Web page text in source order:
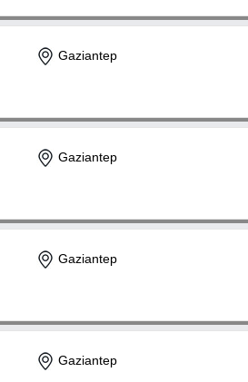
Gaziantep
Gaziantep
Gaziantep
Gaziantep